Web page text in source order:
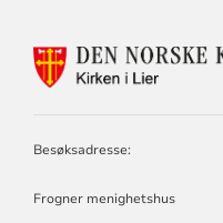
Besøksadresse:
Frogner menighetshus